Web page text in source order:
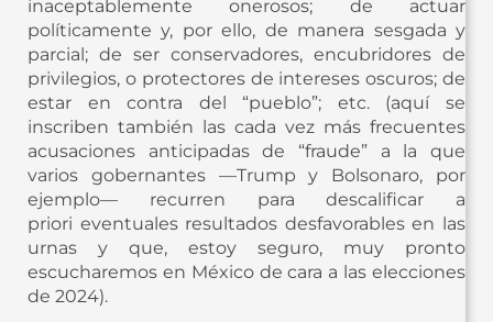
inaceptablemente onerosos; de actuar
políticamente y, por ello, de manera sesgada y
parcial; de ser conservadores, encubridores de
privilegios, o protectores de intereses oscuros; de
estar en contra del “pueblo”; etc. (aquí se
inscriben también las cada vez más frecuentes
acusaciones anticipadas de “fraude” a la que
varios gobernantes —Trump y Bolsonaro, por
ejemplo— recurren para descalificar a
priori eventuales resultados desfavorables en las
urnas y que, estoy seguro, muy pronto
escucharemos en México de cara a las elecciones
de 2024).